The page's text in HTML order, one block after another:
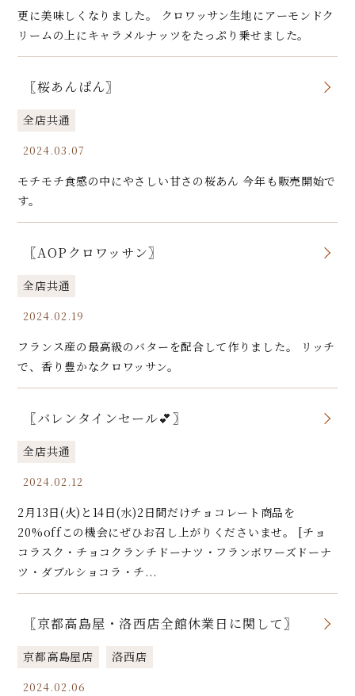
更に美味しくなりました。 クロワッサン生地にアーモンドク
リームの上にキャラメルナッツをたっぷり乗せました。
〖桜あんぱん〗
全店共通
2024.03.07
モチモチ食感の中にやさしい甘さの桜あん 今年も販売開始で
す。
〖AOPクロワッサン〗
全店共通
2024.02.19
フランス産の最高級のバターを配合して作りました。 リッチ
で、香り豊かなクロワッサン。
〖バレンタインセール💕〗
全店共通
2024.02.12
2月13日(火)と14日(水)2日間だけチョコレート商品を
20%offこの機会にぜひお召し上がりくださいませ。 [チョ
コラスク・チョコクランチドーナツ・フランボワーズドーナ
ツ・ダブルショコラ・チ...
〖京都高島屋・洛西店全館休業日に関して〗
京都高島屋店 洛西店
2024.02.06